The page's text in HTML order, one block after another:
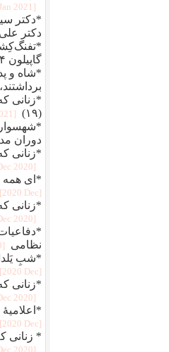
[2021 Jan]
*دکتر
دکتر
گاپیلون ۴ بهمن سال ۱۳۶۴
*شاه و
*زنانی
(۱۹)
[2021 Jan]
دوران
[2020 Dec]
[2020 Dec]
[2020 Dec]
نظامی
[2020 Dec]
[2020 Dec]
[2020 Dec]
[2020 Dec]
[2020 Dec]